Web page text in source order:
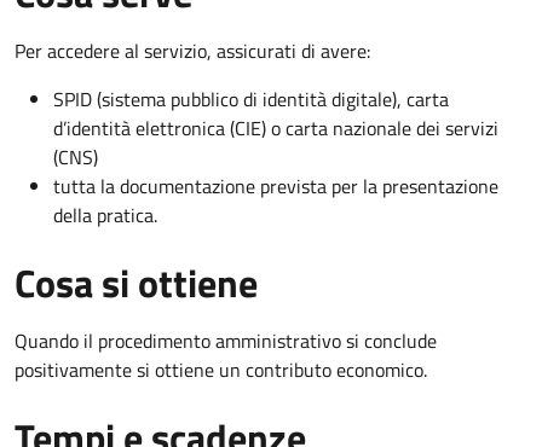
Per accedere al servizio, assicurati di avere:
SPID (sistema pubblico di identità digitale), carta
d’identità elettronica (CIE) o carta nazionale dei servizi
(CNS)
tutta la documentazione prevista per la presentazione
della pratica.
Cosa si ottiene
Quando il procedimento amministrativo si conclude
positivamente si ottiene un contributo economico.